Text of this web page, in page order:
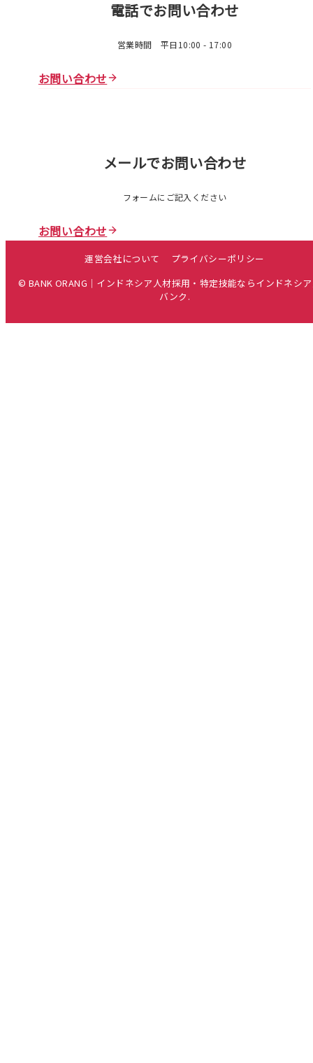
電話でお問い合わせ
営業時間 平日10:00 - 17:00
お問い合わせ
メールでお問い合わせ
フォームにご記入ください
お問い合わせ
運営会社について
プライバシーポリシー
© BANK ORANG｜インドネシア人材採用・特定技能ならインドネシ
バンク.